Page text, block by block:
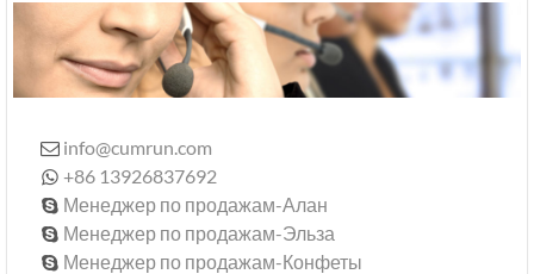
 info@cumrun.com
 +86 13926837692
 Менеджер по продажам-Алан
 Менеджер по продажам-Эльза
 Менеджер по продажам-Конфеты